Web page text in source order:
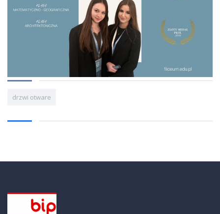
drzwi otware